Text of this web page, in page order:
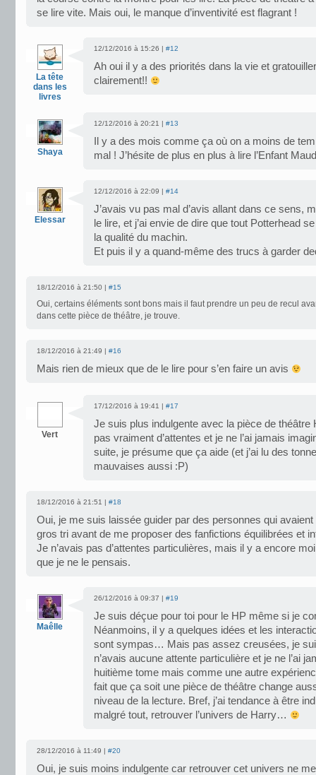
se lire vite. Mais oui, le manque d’inventivité est flagrant !
La tête
dans les
livres
12/12/2016 à 15:26 | #12
Ah oui il y a des priorités dans la vie et
clairement!!
Shaya
12/12/2016 à 20:21 | #13
Il y a des mois comme ça où on a moins de
mal ! J’hésite de plus en plus à lire l’Enfant
Elessar
12/12/2016 à 22:09 | #14
J’avais vu pas mal d’avis allant dans ce sens,
le lire, et j’ai envie de dire que tout Potterhead
la qualité du machin.
Et puis il y a quand-même des trucs à garder
18/12/2016 à 21:50 | #15
Oui, certains éléments sont bons mais il faut prendre un peu de recul
dans cette pièce de théâtre, je trouve.
18/12/2016 à 21:49 | #16
Mais rien de mieux que de le lire pour s’en faire un avis
Vert
17/12/2016 à 19:41 | #17
Je suis plus indulgente avec la pièce de théâtre
pas vraiment d’attentes et je ne l’ai jamais
suite, je présume que ça aide (et j’ai lu des
mauvaises aussi :P)
18/12/2016 à 21:51 | #18
Oui, je me suis laissée guider par des personnes qui avaient
gros tri avant de me proposer des fanfictions équilibrées et
Je n’avais pas d’attentes particulières, mais il y a encore
que je ne le pensais.
Maêlle
26/12/2016 à 09:37 | #19
Je suis déçue pour toi pour le HP même si je
Néanmoins, il y a quelques idées et les
sont sympas… Mais pas assez creusées, je
n’avais aucune attente particulière et je ne l’ai
huitième tome mais comme une autre
fait que ça soit une pièce de théâtre change
niveau de la lecture. Bref, j’ai tendance à être
malgré tout, retrouver l’univers de Harry…
28/12/2016 à 11:49 | #20
Oui, je suis moins indulgente car retrouver cet univers ne